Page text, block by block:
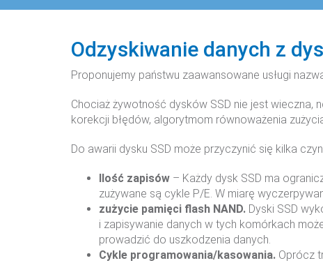
Odzyskiwanie danych z
Proponujemy państwu zaawansowane usługi
Chociaż żywotność dysków SSD nie jest
korekcji błędów, algorytmom równoważenia
Do awarii dysku SSD może przyczynić się kilka
Ilość zapisów – Każdy dysk SSD ma
zużywane są cykle P/E. W miarę
zużycie pamięci flash NAND. Dyski SSD
i zapisywanie danych w tych komórkach
prowadzić do uszkodzenia danych.
Cykle programowania/kasowania. Oprócz